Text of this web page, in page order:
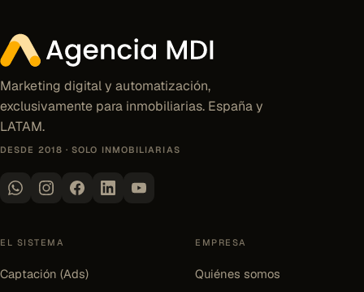
Marketing digital y automatización,
exclusivamente para inmobiliarias. España y
LATAM.
DESDE 2018 · SOLO INMOBILIARIAS
EL SISTEMA
Captación (Ads)
EMPRESA
Quiénes somos